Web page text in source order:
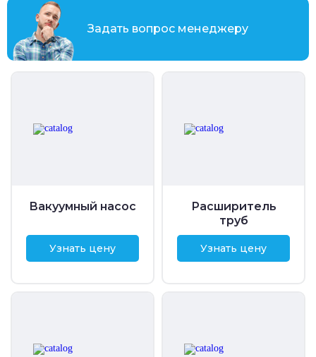
Задать вопрос менеджеру
Вакуумный насос
Узнать цену
Расширитель
труб
Узнать цену